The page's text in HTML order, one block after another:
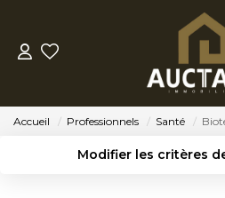
Accueil Professionnels Santé
Modifier les critères